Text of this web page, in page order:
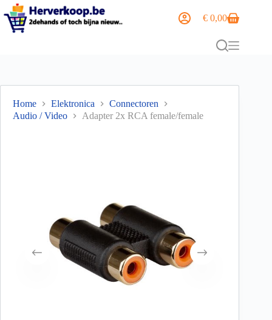
€ 0,00
Home Elektronica
Connectoren
Audio / Video
Adapter 2x RCA female/female